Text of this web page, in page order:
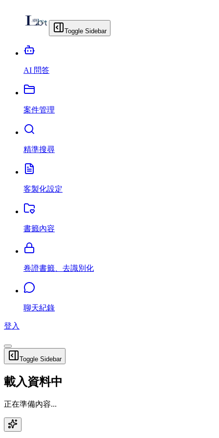
Toggle Sidebar
AI 問答
案件管理
精準搜尋
客製化設定
書籤內容
卷證書籤、去識別化
聊天紀錄
登入
Toggle Sidebar
載入資料中
正在準備內容...